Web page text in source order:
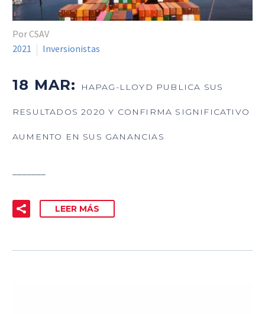
Por CSAV
2021
Inversionistas
18 MAR: HAPAG-LLOYD PUBLICA SUS
RESULTADOS 2020 Y CONFIRMA SIGNIFICATIVO
AUMENTO EN SUS GANANCIAS
LEER MÁS